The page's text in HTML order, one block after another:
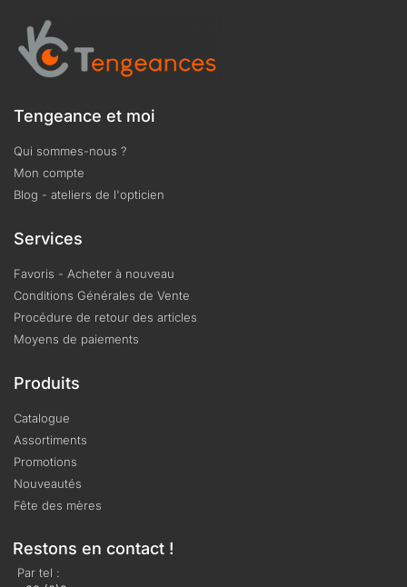
Tengeance et moi
Qui sommes-nous ?
Mon compte
Blog - ateliers de l'opticien
Services
Favoris - Acheter à nouveau
Conditions Générales de Vente
Procédure de retour des articles
Moyens de paiements
Produits
Catalogue
Assortiments
Promotions
Nouveautés
Fête des mères
Restons en contact !
Par tel :